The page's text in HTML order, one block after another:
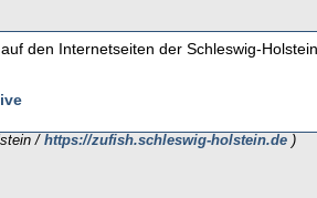
den Internetseiten der Schleswig-
/ https://zufish.schleswig-holstein.de )